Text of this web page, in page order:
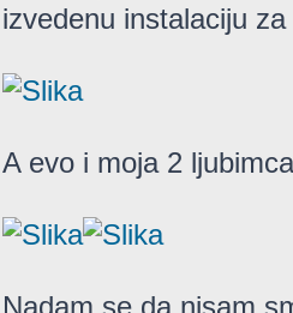
izvedenu instalaciju
A evo i moja 2
Nadam se da nisam